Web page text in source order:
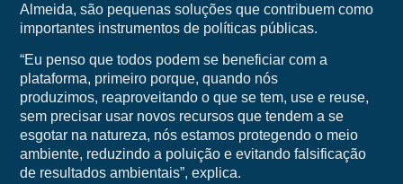
Almeida, são pequenas soluções que contribuem como
importantes instrumentos de políticas públicas.
“Eu penso que todos podem se beneficiar com a
plataforma, primeiro porque, quando nós
produzimos, reaproveitando o que se tem, use e reuse,
sem precisar usar novos recursos que tendem a se
esgotar na natureza, nós estamos protegendo o meio
ambiente, reduzindo a poluição e evitando falsificação
de resultados ambientais”, explica.